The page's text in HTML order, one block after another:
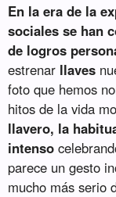
En la era de la
sociales se han
de logros
estrenar llaves
foto que hemos
hitos de la vida
llavero, la
intenso
parece un gesto
mucho más serio